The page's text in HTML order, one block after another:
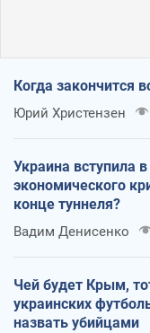
Когда закончится
Юрий Христензен
Украина вступила
экономического
конце туннеля?
Вадим Денисенко
Чей будет Крым,
украинских
назвать убийцами